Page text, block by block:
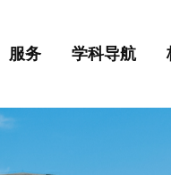
服务 学科导航